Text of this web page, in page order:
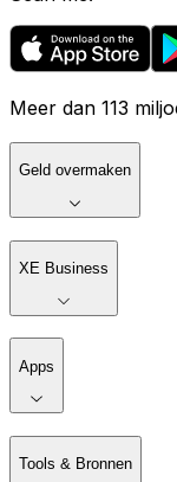
Meer dan 113
Geld overmaken
XE Business
Apps
Tools & Bronnen